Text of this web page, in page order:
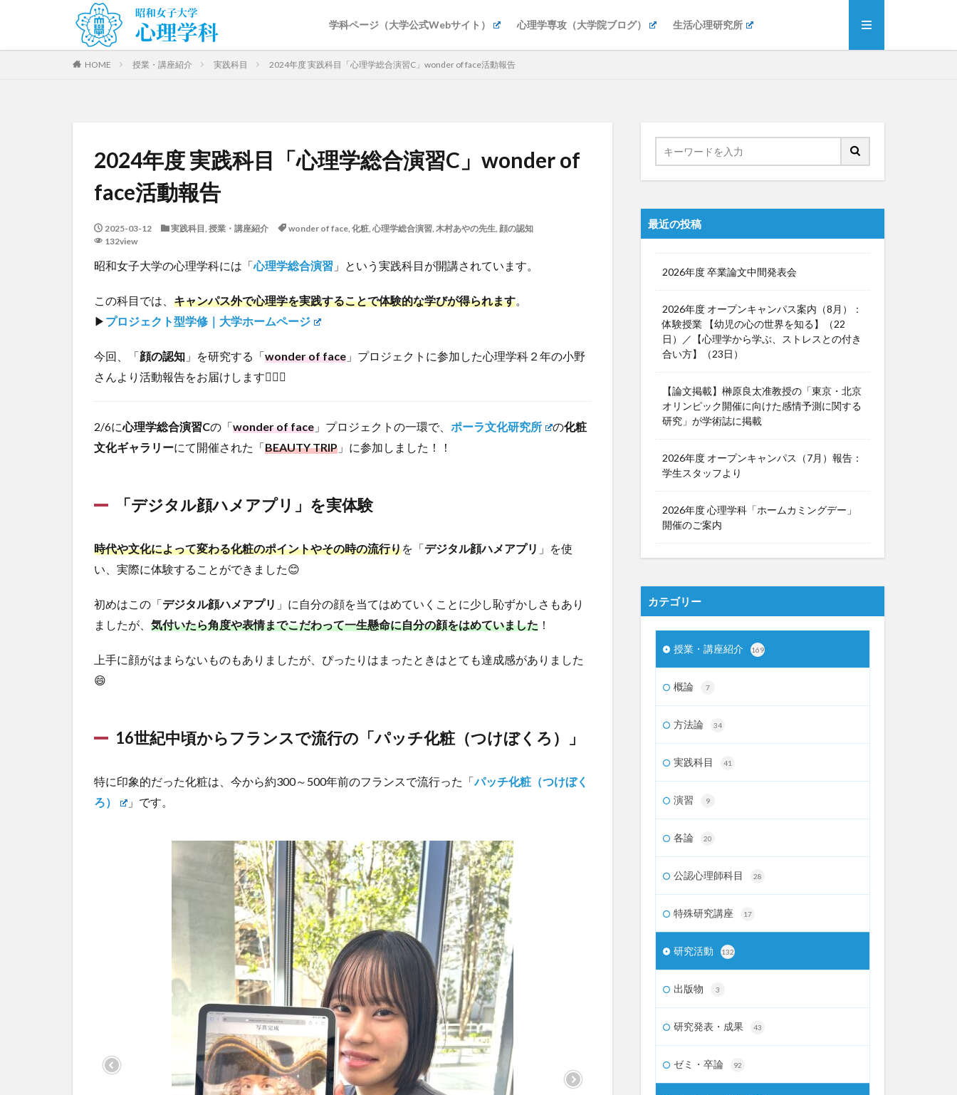
学科ページ（大学公式Webサイト） 心理学専攻（大学院ブログ） 生活心理研究所
HOME 授業・講座紹介 実践科目 2024年度 実践科目「心理学総合演習C」wonder of face活動報告
2024年度 実践科目「心理学総合演習C」wonder of
face活動報告
2025-03-12 実践科目, 授業・講座紹介 wonder of face, 化粧, 心理学総合演習, 木村あやの先生, 顔の認知
132view
昭和女子大学の心理学科には「心理学総合演習 」という実践科目が開講されています。
この科目では、 キャンパス外で心理学を実践することで体験的な学びが得られます。
▶︎ プロジェクト型学修｜大学ホームページ
今回、「顔の認知 」を研究する「wonder of face 」プロジェクトに参加した心理学科２年の小野
さんより活動報告をお届けします💁🏻‍♀️
2/6に心理学総合演習Cの「wonder of face 」プロジェクトの一環で、 ポーラ文化研究所 の化粧
文化ギャラリーにて開催された「BEAUTY TRIP 」に参加しました！！
「デジタル顔ハメアプリ」を実体験
時代や文化によって変わる化粧のポイントやその時の流行りを「デジタル顔ハメアプリ 」を使
い、実際に体験することができました😊
初めはこの「デジタル顔ハメアプリ 」に自分の顔を当てはめていくことに少し恥ずかしさもあり
ましたが、 気付いたら角度や表情までこだわって一生懸命に自分の顔をはめていました ！
上手に顔がはまらないものもありましたが、ぴったりはまったときはとても達成感がありました
😄
16世紀中頃からフランスで流行の「パッチ化粧（つけぼくろ） 」
特に印象的だった化粧は、今から約300～500年前のフランスで流行った「パッチ化粧（つけぼく
ろ）
」です。
最近の投稿
2026年度 卒業論文中間発表会
2026年度 オープンキャンパス案内（8月）：
体験授業 【幼児の心の世界を知る】（22
日）／【心理学から学ぶ、ストレスとの付き
合い方】（23日）
【論文掲載】榊原良太准教授の「東京・北京
オリンピック開催に向けた感情予測に関する
研究」が学術誌に掲載
2026年度 オープンキャンパス（7月）報告：
学生スタッフより
2026年度 心理学科「ホームカミングデー」
開催のご案内
カテゴリー
授業・講座紹介 169
概論 7
方法論 34
実践科目 41
演習 9
各論 20
公認心理師科目 28
特殊研究講座 17
研究活動 132
出版物 3
研究発表・成果 43
ゼミ・卒論 92